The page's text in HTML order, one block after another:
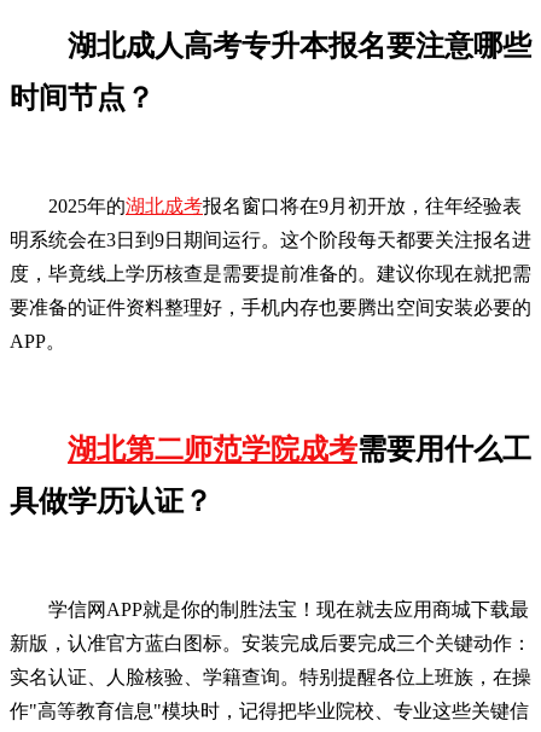
湖北成人高考专升本报名要注意哪些
时间节点？
2025年的湖北成考报名窗口将在9月初开放，往年经验表
明系统会在3日到9日期间运行。这个阶段每天都要关注报名进
度，毕竟线上学历核查是需要提前准备的。建议你现在就把需
要准备的证件资料整理好，手机内存也要腾出空间安装必要的
APP。
湖北第二师范学院成考需要用什么工
具做学历认证？
学信网APP就是你的制胜法宝！现在就去应用商城下载最
新版，认准官方蓝白图标。安装完成后要完成三个关键动作：
实名认证、人脸核验、学籍查询。特别提醒各位上班族，在操
作"高等教育信息"模块时，记得把毕业院校、专业这些关键信